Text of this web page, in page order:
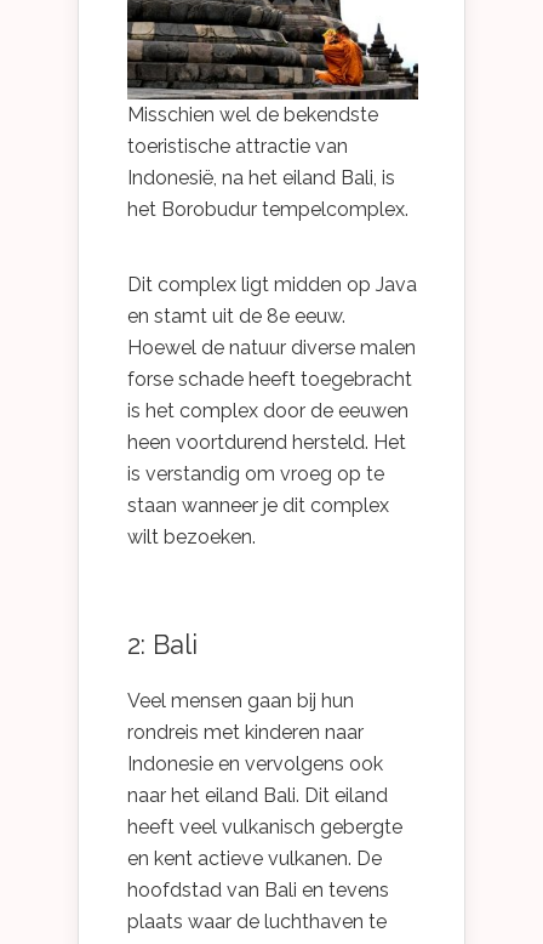
Misschien wel de bekendste
toeristische attractie van
Indonesië, na het eiland Bali, is
het Borobudur tempelcomplex.
Dit complex ligt midden op Java
en stamt uit de 8e eeuw.
Hoewel de natuur diverse malen
forse schade heeft toegebracht
is het complex door de eeuwen
heen voortdurend hersteld. Het
is verstandig om vroeg op te
staan wanneer je dit complex
wilt bezoeken.
2: Bali
Veel mensen gaan bij hun
rondreis met kinderen naar
Indonesie en vervolgens ook
naar het eiland Bali. Dit eiland
heeft veel vulkanisch gebergte
en kent actieve vulkanen. De
hoofdstad van Bali en tevens
plaats waar de luchthaven te